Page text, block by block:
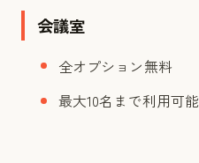
会議室
全オプション無料
最大10名まで利用可能